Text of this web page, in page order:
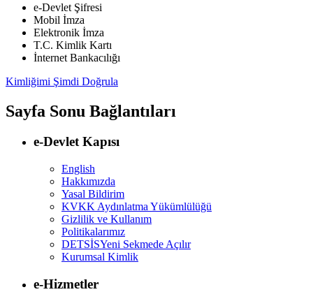
e-Devlet Şifresi
Mobil İmza
Elektronik İmza
T.C. Kimlik Kartı
İnternet Bankacılığı
Kimliğimi Şimdi Doğrula
Sayfa Sonu Bağlantıları
e-Devlet Kapısı
English
Hakkımızda
Yasal Bildirim
KVKK Aydınlatma Yükümlülüğü
Gizlilik ve Kullanım
Politikalarımız
DETSİSYeni Sekmede Açılır
Kurumsal Kimlik
e-Hizmetler